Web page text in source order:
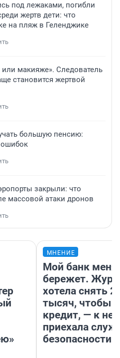
под лежаками, погибли
жертв дети: что
на пляж в Геленджике
макияже». Следователь
становится жертвой
большую пенсию:
закрыли: что
массовой атаки дронов
МНЕНИЕ
Мой банк меня
бережет.
хотела снять
тысяч, чтобы
кредит, — к
приехала
безопасности